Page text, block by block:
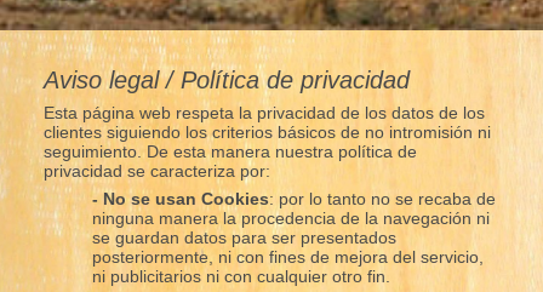
Aviso legal / Política de privacidad
Esta página web respeta la privacidad de los datos de los
clientes siguiendo los criterios básicos de no intromisión ni
seguimiento. De esta manera nuestra política de
privacidad se caracteriza por:
- No se usan Cookies: por lo tanto no se recaba de
ninguna manera la procedencia de la navegación ni
se guardan datos para ser presentados
posteriormente, ni con fines de mejora del servicio,
ni publicitarios ni con cualquier otro fin.